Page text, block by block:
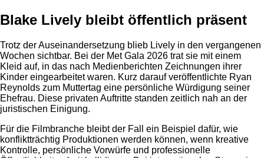
Blake Lively bleibt öffentlich präsent
Trotz der Auseinandersetzung blieb Lively in den vergangenen
Wochen sichtbar. Bei der Met Gala 2026 trat sie mit einem
Kleid auf, in das nach Medienberichten Zeichnungen ihrer
Kinder eingearbeitet waren. Kurz darauf veröffentlichte Ryan
Reynolds zum Muttertag eine persönliche Würdigung seiner
Ehefrau. Diese privaten Auftritte standen zeitlich nah an der
juristischen Einigung.
Für die Filmbranche bleibt der Fall ein Beispiel dafür, wie
konfliktträchtig Produktionen werden können, wenn kreative
Kontrolle, persönliche Vorwürfe und professionelle